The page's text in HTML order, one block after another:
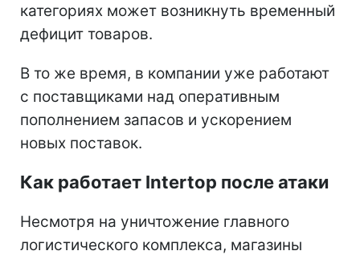
категориях может возникнуть временный
дефицит товаров.
В то же время, в компании уже работают
с поставщиками над оперативным
пополнением запасов и ускорением
новых поставок.
Как работает Intertop после атаки
Несмотря на уничтожение главного
логистического комплекса, магазины